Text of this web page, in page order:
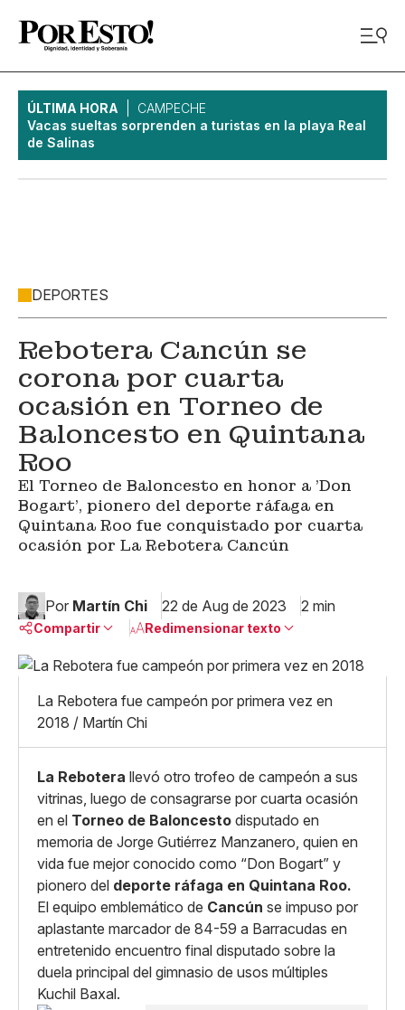
ÚLTIMA HORA
CAMPECHE
Vacas sueltas sorprenden a turistas en la playa Real
de Salinas
DEPORTES
Rebotera Cancún se
corona por cuarta
ocasión en Torneo de
Baloncesto en Quintana
Roo
El Torneo de Baloncesto en honor a 'Don
Bogart', pionero del deporte ráfaga en
Quintana Roo fue conquistado por cuarta
ocasión por La Rebotera Cancún
Por Martín Chi 22 de Aug de 2023 2 min
Compartir
Facebook
X
Copiar enlace
Redimensionar texto
Mediano
La Rebotera fue campeón por primera vez en
2018 / Martín Chi
La Rebotera llevó otro trofeo de campeón a sus
vitrinas, luego de consagrarse por cuarta ocasión
en el Torneo de Baloncesto disputado en
memoria de Jorge Gutiérrez Manzanero, quien en
vida fue mejor conocido como “Don Bogart” y
pionero del deporte ráfaga en Quintana Roo.
El equipo emblemático de Cancún se impuso por
aplastante marcador de 84-59 a Barracudas en
entretenido encuentro final disputado sobre la
duela principal del gimnasio de usos múltiples
Kuchil Baxal.